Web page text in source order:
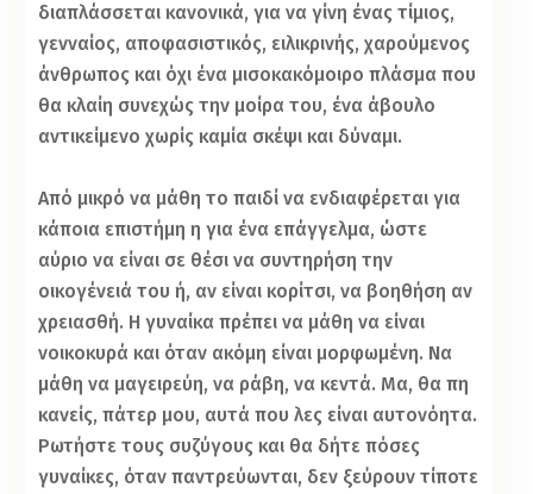
διαπλάσσεται κανονικά, για να γίνη ένας τίμιος,
γενναίος, αποφασιστικός, ειλικρινής, χαρούμενος
άνθρωπος και όχι ένα μισοκακόμοιρο πλάσμα που
θα κλαίη συνεχώς την μοίρα του, ένα άβουλο
αντικείμενο χωρίς καμία σκέψι και δύναμι.
Από μικρό να μάθη το παιδί να ενδιαφέρεται για
κάποια επιστήμη η για ένα επάγγελμα, ώστε
αύριο να είναι σε θέσι να συντηρήση την
οικογένειά του ή, αν είναι κορίτσι, να βοηθήση αν
χρειασθή. Η γυναίκα πρέπει να μάθη να είναι
νοικοκυρά και όταν ακόμη είναι μορφωμένη. Να
μάθη να μαγειρεύη, να ράβη, να κεντά. Μα, θα πη
κανείς, πάτερ μου, αυτά που λες είναι αυτονόητα.
Ρωτήστε τους συζύγους και θα δήτε πόσες
γυναίκες, όταν παντρεύωνται, δεν ξεύρουν τίποτε